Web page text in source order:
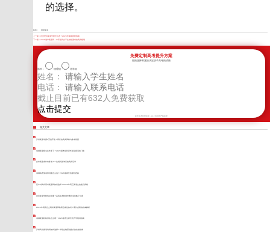
的选择。
标签： 德阳复读
上一篇： 自贡理科复读学校怎么选？2026年最新择校指南
下一篇：
2026遂宁复读班：中等生和尖子生都在面对的真实瓶颈
免费定制高考提升方案
您的选择将直接决定孩子高考的成败
选科： 物理组 化学组
姓名：
电话：
截止目前已有632 人免费获取
新学高考郑重承诺，以上信息将严格保密
相关文章
泸州复读学费2万值不值？家长的真实算账与备考答案
成都复读报名条件变了？2026届考生和家长必须摸清的门槛
实外复读条件有多难？一位妈妈咨询后的真实记录
成都高考复读班到底怎么选？2026届家长的避坑思路
巴中封闭式高考复读班如何选择？2026年高三复读生的提分真相
自贡复读学校地址在哪？高四生选校别光看排名忽略了位置
2026年资阳公立高考复读班政策合规性如何？家长必看的权威解析
成都复读机构排名怎么看？2026届考生家长的升学规划指南
泸州民办复读培训如何选择？中段生稳基础提分的实战指南